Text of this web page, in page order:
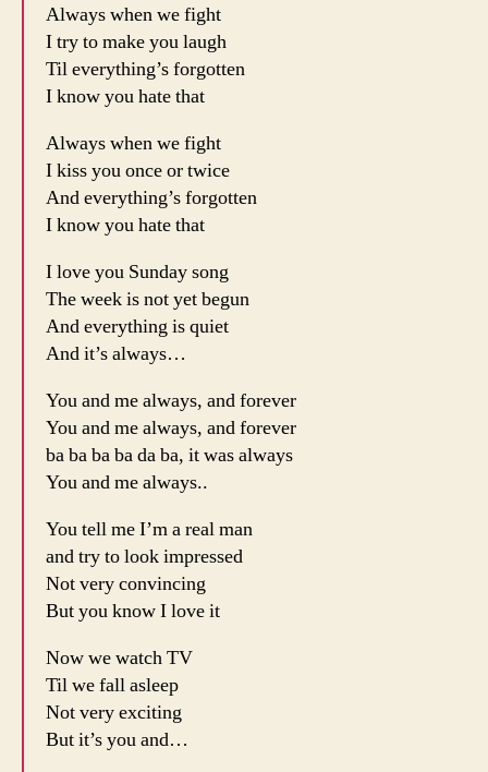
Always when we fight
I try to make you laugh
Til everything’s forgotten
I know you hate that
Always when we fight
I kiss you once or twice
And everything’s forgotten
I know you hate that
I love you Sunday song
The week is not yet begun
And everything is quiet
And it’s always…
You and me always, and forever
You and me always, and forever
ba ba ba ba da ba, it was always
You and me always..
You tell me I’m a real man
and try to look impressed
Not very convincing
But you know I love it
Now we watch TV
Til we fall asleep
Not very exciting
But it’s you and…